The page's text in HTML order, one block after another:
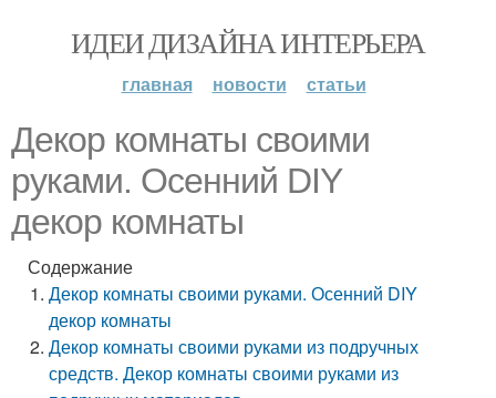
ИДЕИ ДИЗАЙНА ИНТЕРЬЕРА
главная новости статьи
Декор комнаты своими
руками. Осенний DIY
декор комнаты
Содержание
Декор комнаты своими руками. Осенний DIY
декор комнаты
Декор комнаты своими руками из подручных
средств. Декор комнаты своими руками из